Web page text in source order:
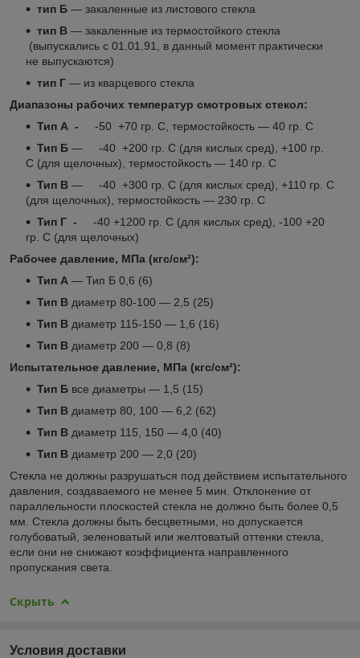
тип Б ― закаленные из листового стекла
тип В ― закаленные из термостойкого стекла
(выпускались с 01.01.91, в данный момент практически
не выпускаются)
тип Г ― из кварцевого стекла
Диапазоны рабочих температур смотровых стекол:
Тип А - -50 +70 гр. С, термостойкость ― 40 гр. С
Тип Б ― -40 +200 гр. С (для кислых сред), +100 гр.
С (для щелочных), термостойкость ― 140 гр. С
Тип В ― -40 +300 гр. С (для кислых сред), +110 гр. С
(для щелочных), термостойкость ― 230 гр. С
Тип Г - -40 +1200 гр. С (для кислых сред), -100 +20
гр. С (для щелочных)
Рабочее давление, МПа (кгс/см²):
Тип А ― Тип Б 0,6 (6)
Тип В диаметр 80-100 ― 2,5 (25)
Тип В диаметр 115-150 ― 1,6 (16)
Тип В диаметр 200 ― 0,8 (8)
Испытательное давление, МПа (кгс/см²):
Тип Б все диаметры ― 1,5 (15)
Тип В диаметр 80, 100 ― 6,2 (62)
Тип В диаметр 115, 150 ― 4,0 (40)
Тип В диаметр 200 ― 2,0 (20)
Стекла не должны разрушаться под действием испытательного
давления, создаваемого не менее 5 мин. Отклонение от
параллельности плоскостей стекла не должно быть более 0,5
мм. Стекла должны быть бесцветными, но допускается
голубоватый, зеленоватый или желтоватый оттенки стекла,
если они не снижают коэффициента направленного
пропускания света.
Скрыть
Условия доставки